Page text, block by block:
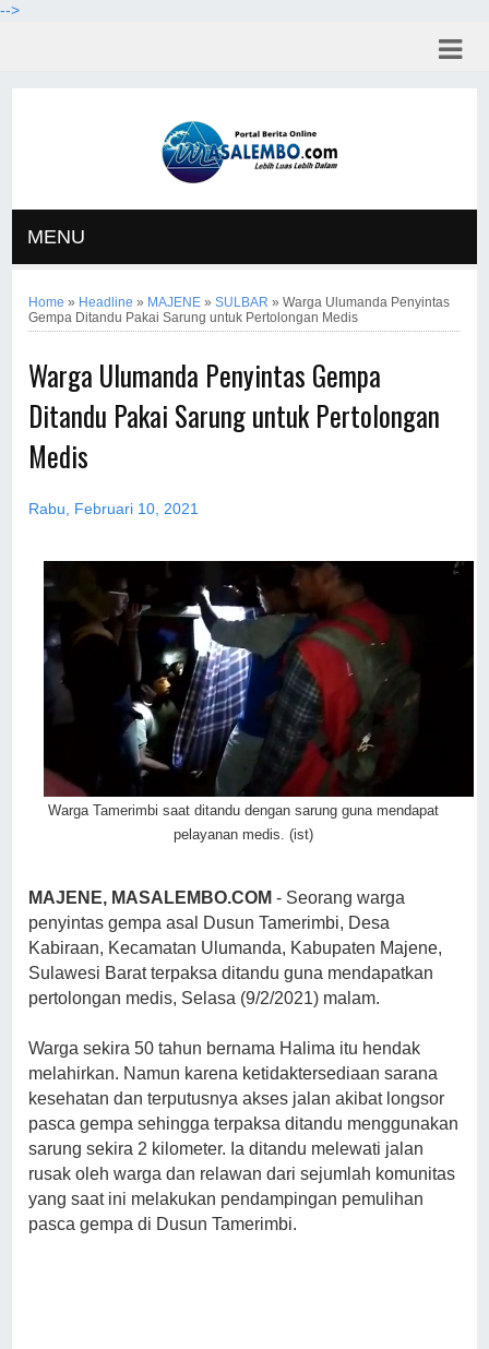
-->
MENU
Home » Headline » MAJENE »SULBAR »Warga Ulumanda Penyintas
Gempa Ditandu Pakai Sarung untuk Pertolongan Medis
Warga Ulumanda Penyintas Gempa
Ditandu Pakai Sarung untuk Pertolongan
Medis
Rabu, Februari 10, 2021
Warga Tamerimbi saat ditandu dengan sarung guna mendapat
pelayanan medis. (ist)
MAJENE, MASALEMBO.COM - Seorang warga
penyintas gempa asal Dusun Tamerimbi, Desa
Kabiraan, Kecamatan Ulumanda, Kabupaten Majene,
Sulawesi Barat terpaksa ditandu guna mendapatkan
pertolongan medis, Selasa (9/2/2021) malam.
Warga sekira 50 tahun bernama Halima itu hendak
melahirkan. Namun karena ketidaktersediaan sarana
kesehatan dan terputusnya akses jalan akibat longsor
pasca gempa sehingga terpaksa ditandu menggunakan
sarung sekira 2 kilometer. Ia ditandu melewati jalan
rusak oleh warga dan relawan dari sejumlah komunitas
yang saat ini melakukan pendampingan pemulihan
pasca gempa di Dusun Tamerimbi.